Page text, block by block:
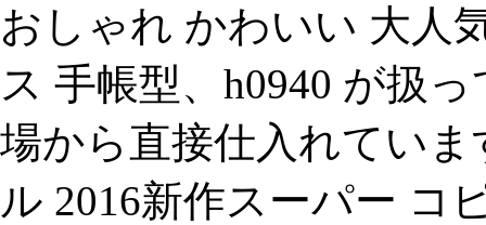
おしゃれ かわいい 大人
ス 手帳型、h0940 が扱
場から直接仕入れてい
ル 2016新作スーパー コ